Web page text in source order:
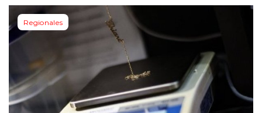
Regionales